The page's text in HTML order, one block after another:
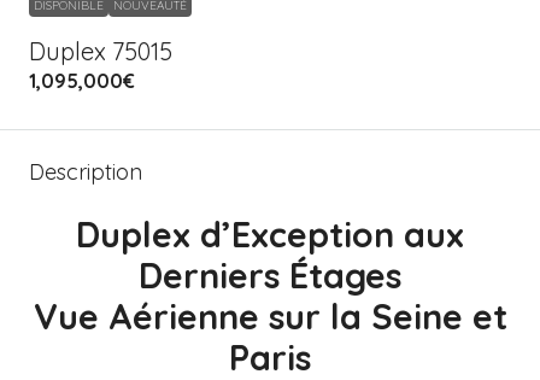
DISPONIBLE NOUVEAUTÉ
Duplex 75015
1,095,000€
Description
Duplex d’Exception aux
Derniers Étages
Vue Aérienne sur la Seine et
Paris